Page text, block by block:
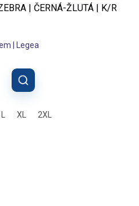
| ČERNÁ-ŽLUTÁ | K/R
| Legea
L XL 2XL